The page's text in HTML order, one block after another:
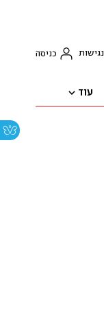
נגישות כניסה
עוד